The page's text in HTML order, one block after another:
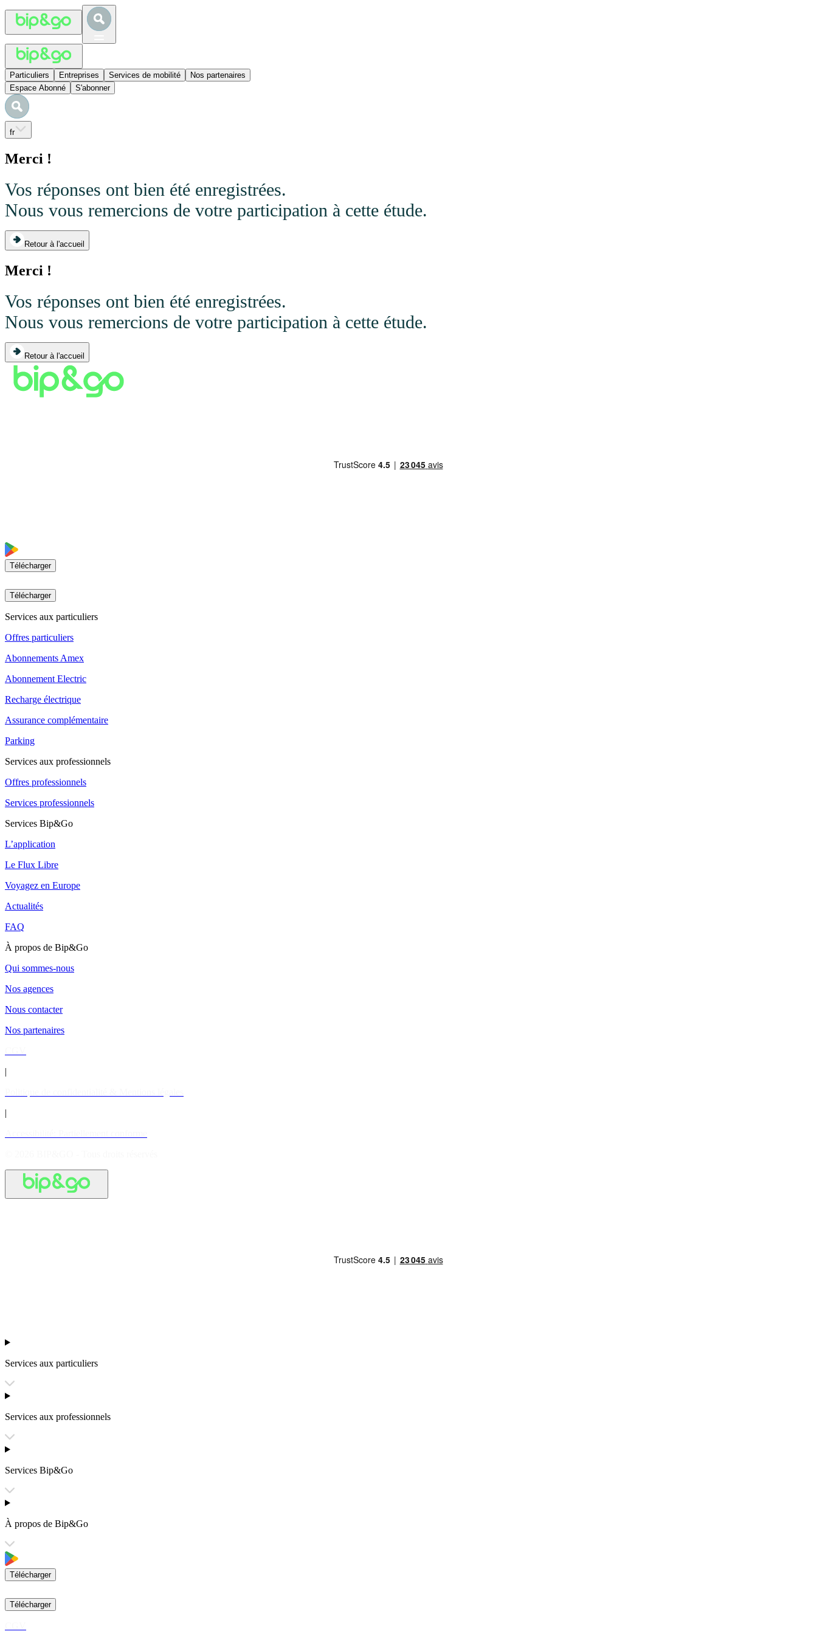
Particuliers Entreprises Services de mobilité
Nos partenaires
Espace Abonné
S'abonner
fr
Merci !
Vos réponses ont bien été enregistrées.
Nous vous remercions de votre participation à cette étude.
Retour à l'accueil
Merci !
Vos réponses ont bien été enregistrées.
Nous vous remercions de votre participation à cette étude.
Retour à l'accueil
Télécharger
Télécharger
Services aux particuliers
Offres particuliers
Abonnements Amex
Abonnement Electric
Recharge électrique
Assurance complémentaire
Parking
Services aux professionnels
Offres professionnels
Services professionnels
Services Bip&Go
L’application
Le Flux Libre
Voyagez en Europe
Actualités
FAQ
À propos de Bip&Go
Qui sommes-nous
Nos agences
Nous contacter
Nos partenaires
|
|
Services aux particuliers
Services aux professionnels
Services Bip&Go
À propos de Bip&Go
Télécharger
Télécharger